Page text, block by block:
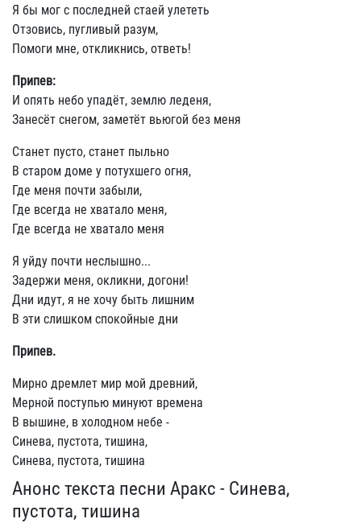
Я бы мог с последней стаей улететь
Отзовись, пугливый разум,
Помоги мне, откликнись, ответь!
Припев:
И опять небо упадёт, землю леденя,
Занесёт снегом, заметёт вьюгой без меня
Станет пусто, станет пыльно
В старом доме у потухшего огня,
Где меня почти забыли,
Где всегда не хватало меня,
Где всегда не хватало меня
Я уйду почти неслышно...
Задержи меня, окликни, догони!
Дни идут, я не хочу быть лишним
В эти слишком спокойные дни
Припев.
Мирно дремлет мир мой древний,
Мерной поступью минуют времена
В вышине, в холодном небе -
Синева, пустота, тишина,
Синева, пустота, тишина
Анонс текста песни Аракс - Синева,
пустота, тишина